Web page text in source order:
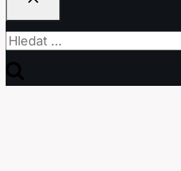
Vyhledávání